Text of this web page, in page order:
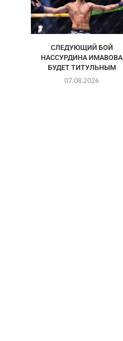
СЛЕДУЮЩИЙ БОЙ
НАССУРДИНА ИМАВОВА
БУДЕТ ТИТУЛЬНЫМ
07.08.2026